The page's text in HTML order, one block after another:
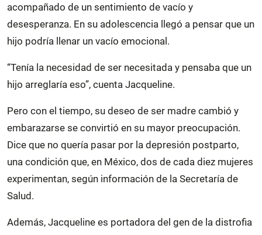
acompañado de un sentimiento de vacío y
desesperanza. En su adolescencia llegó a pensar que un
hijo podría llenar un vacío emocional.
“Tenía la necesidad de ser necesitada y pensaba que un
hijo arreglaría eso”, cuenta Jacqueline.
Pero con el tiempo, su deseo de ser madre cambió y
embarazarse se convirtió en su mayor preocupación.
Dice que no quería pasar por la depresión postparto,
una condición que, en México, dos de cada diez mujeres
experimentan, según información de la Secretaría de
Salud.
Además, Jacqueline es portadora del gen de la distrofia